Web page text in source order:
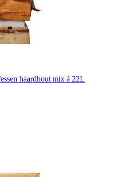
haardhout mix á 22L